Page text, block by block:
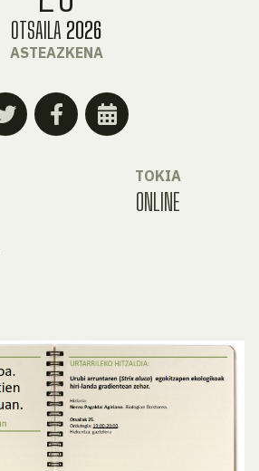
OTSAILA 2026
ASTEAZKENA
TOKIA
ONLINE